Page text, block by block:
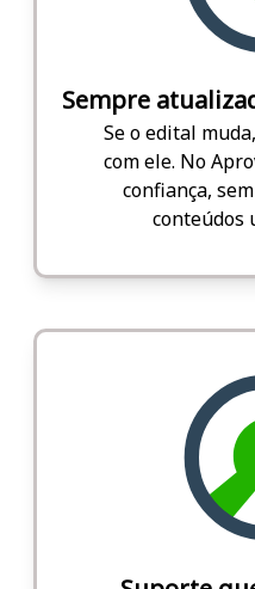
Sempre
Se o edital
com ele. No
confiança,
conteúdos